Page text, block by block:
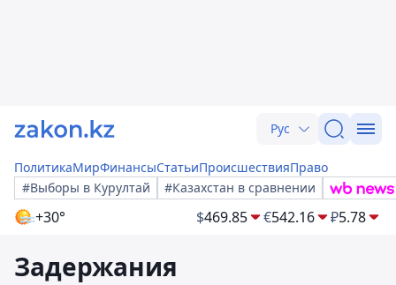
Рус
ПолитикаМирФинансыСтатьиПроисшествияПраво
#Выборы в Курултай
#Казахстан в сравнении
+30° $469.85 €542.16 ₽5.78
Задержания